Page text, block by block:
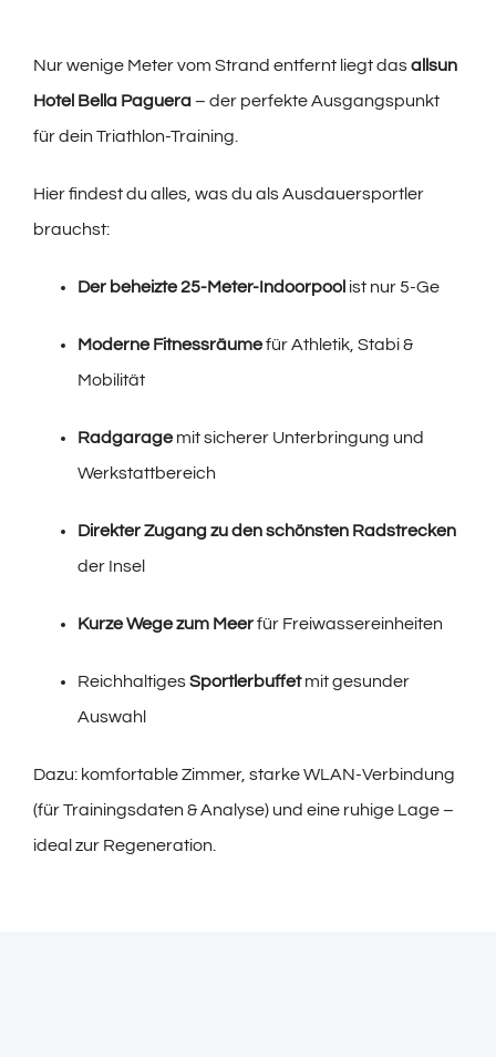
Nur wenige Meter vom Strand entfernt liegt dasallsun
Hotel Bella Paguera– der perfekte Ausgangspunkt
für dein Triathlon-Training.
Hier findest du alles, was du als Ausdauersportler
brauchst:
Der beheizte 25-Meter-Indoorpool ist nur 5-Ge
Moderne Fitnessräumefür Athletik, Stabi &
Mobilität
Radgaragemit sicherer Unterbringung und
Werkstattbereich
Direkter Zugang zu den schönsten Radstrecken
der Insel
Kurze Wege zum Meerfür Freiwassereinheiten
ReichhaltigesSportlerbuffetmit gesunder
Auswahl
Dazu: komfortable Zimmer, starke WLAN-Verbindung
(für Trainingsdaten & Analyse) und eine ruhige Lage –
ideal zur Regeneration.